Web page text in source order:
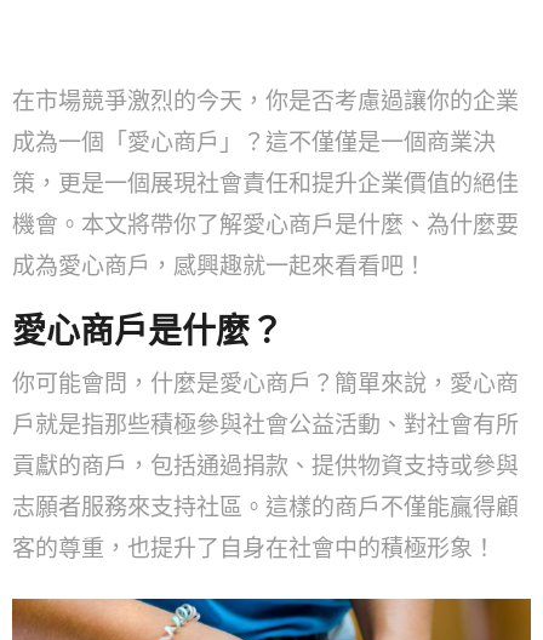
在市場競爭激烈的今天，你是否考慮過讓你的企業
成為一個「愛心商戶」？這不僅僅是一個商業決
策，更是一個展現社會責任和提升企業價值的絕佳
機會。本文將帶你了解愛心商戶是什麼、為什麼要
成為愛心商戶，感興趣就一起來看看吧！
愛心商戶是什麼？
你可能會問，什麼是愛心商戶？簡單來說，愛心商
戶就是指那些積極參與社會公益活動、對社會有所
貢獻的商戶，包括通過捐款、提供物資支持或參與
志願者服務來支持社區。這樣的商戶不僅能贏得顧
客的尊重，也提升了自身在社會中的積極形象！